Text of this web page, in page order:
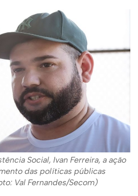
Social, Ivan Ferreira, a ação
das políticas públicas
Val Fernandes/Secom)